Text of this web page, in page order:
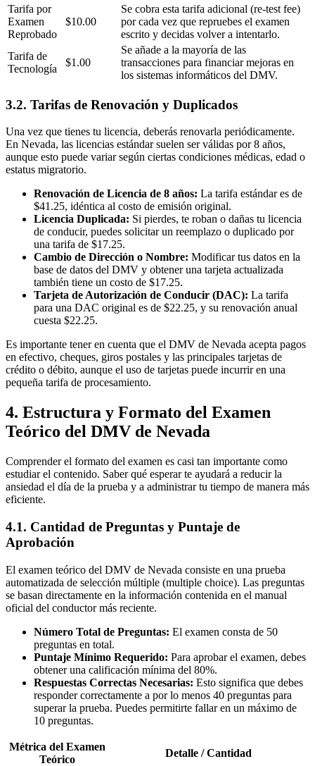
Tarifa por
Examen
Reprobado
$10.00
Se cobra esta tarifa adicional (re-test fee)
por cada vez que repruebes el examen
escrito y decidas volver a intentarlo.
Tarifa de
Tecnología
$1.00
Se añade a la mayoría de las
transacciones para financiar mejoras en
los sistemas informáticos del DMV.
3.2. Tarifas de Renovación y Duplicados
Una vez que tienes tu licencia, deberás renovarla periódicamente.
En Nevada, las licencias estándar suelen ser válidas por 8 años,
aunque esto puede variar según ciertas condiciones médicas, edad o
estatus migratorio.
Renovación de Licencia de 8 años: La tarifa estándar es de
$41.25, idéntica al costo de emisión original.
Licencia Duplicada: Si pierdes, te roban o dañas tu licencia
de conducir, puedes solicitar un reemplazo o duplicado por
una tarifa de $17.25.
Cambio de Dirección o Nombre: Modificar tus datos en la
base de datos del DMV y obtener una tarjeta actualizada
también tiene un costo de $17.25.
Tarjeta de Autorización de Conducir (DAC): La tarifa
para una DAC original es de $22.25, y su renovación anual
cuesta $22.25.
Es importante tener en cuenta que el DMV de Nevada acepta pagos
en efectivo, cheques, giros postales y las principales tarjetas de
crédito o débito, aunque el uso de tarjetas puede incurrir en una
pequeña tarifa de procesamiento.
4. Estructura y Formato del Examen
Teórico del DMV de Nevada
Comprender el formato del examen es casi tan importante como
estudiar el contenido. Saber qué esperar te ayudará a reducir la
ansiedad el día de la prueba y a administrar tu tiempo de manera más
eficiente.
4.1. Cantidad de Preguntas y Puntaje de
Aprobación
El examen teórico del DMV de Nevada consiste en una prueba
automatizada de selección múltiple (multiple choice). Las preguntas
se basan directamente en la información contenida en el manual
oficial del conductor más reciente.
Número Total de Preguntas: El examen consta de 50
preguntas en total.
Puntaje Mínimo Requerido: Para aprobar el examen, debes
obtener una calificación mínima del 80%.
Respuestas Correctas Necesarias: Esto significa que debes
responder correctamente a por lo menos 40 preguntas para
superar la prueba. Puedes permitirte fallar en un máximo de
10 preguntas.
Métrica del Examen
Teórico
Detalle / Cantidad